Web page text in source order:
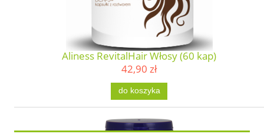
Aliness RevitalHair Włosy (60 kap)
42,90 zł
do koszyka